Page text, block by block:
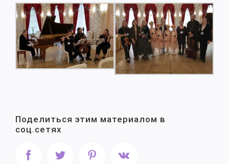
Поделиться этим материалом в
соц.сетях
FacebookTwitter PinterestVk